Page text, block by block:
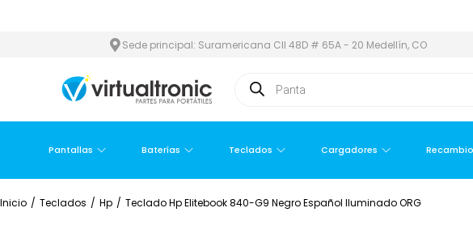
Sede principal: Suramericana Cll 48D # 65A - 20 Medellín, CO
Pantallas Baterías Teclados Cargadores
Inicio / Teclados / Hp / Teclado Hp Elitebook 840-G9 Negro Español Iluminado ORG